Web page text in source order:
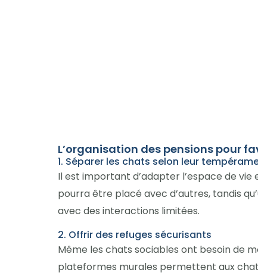
L’organisation des pensions pour
1. Séparer les chats selon leur
Il est important d’adapter l’espace de
pourra être placé avec d’autres, tandis
avec des interactions limitées.
2. Offrir des refuges sécurisants
Même les chats sociables ont besoin de
plateformes murales permettent aux